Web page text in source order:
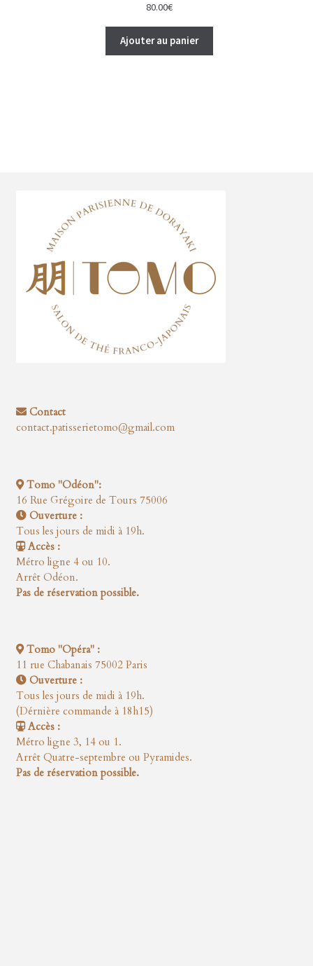
80.00€
Ajouter au panier
Contact
contact.patisserietomo@gmail.com
Tomo "Odéon":
16 Rue Grégoire de Tours 75006
Ouverture :
Tous les jours de midi à 19h.
Accès :
Métro ligne 4 ou 10.
Arrêt Odéon.
Pas de réservation possible.
Tomo "Opéra" :
11 rue Chabanais 75002 Paris
Ouverture :
Tous les jours de midi à 19h.
(Dérnière commande à 18h15)
Accès :
Métro ligne 3, 14 ou 1.
Arrêt Quatre-septembre ou Pyramides.
Pas de réservation possible.